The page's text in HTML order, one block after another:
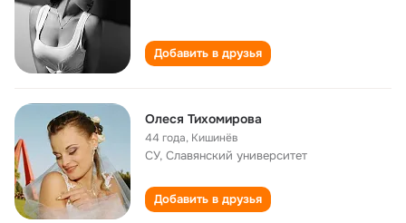
Добавить в друзья
Олеся Тихомирова
44 года, Кишинёв
СУ, Славянский университет
Добавить в друзья